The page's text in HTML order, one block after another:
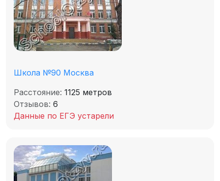
Школа №90 Москва
Расстояние: 1125 метров
Отзывов: 6
Данные по ЕГЭ устарели